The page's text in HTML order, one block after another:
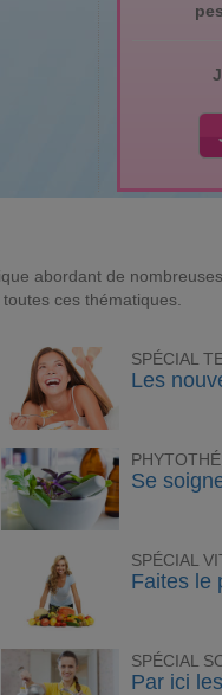
abordant de
ces thématiques.
SPÉCIAL
Les
Se
SPÉCIAL
Faites le
SPÉCIAL
Par ici